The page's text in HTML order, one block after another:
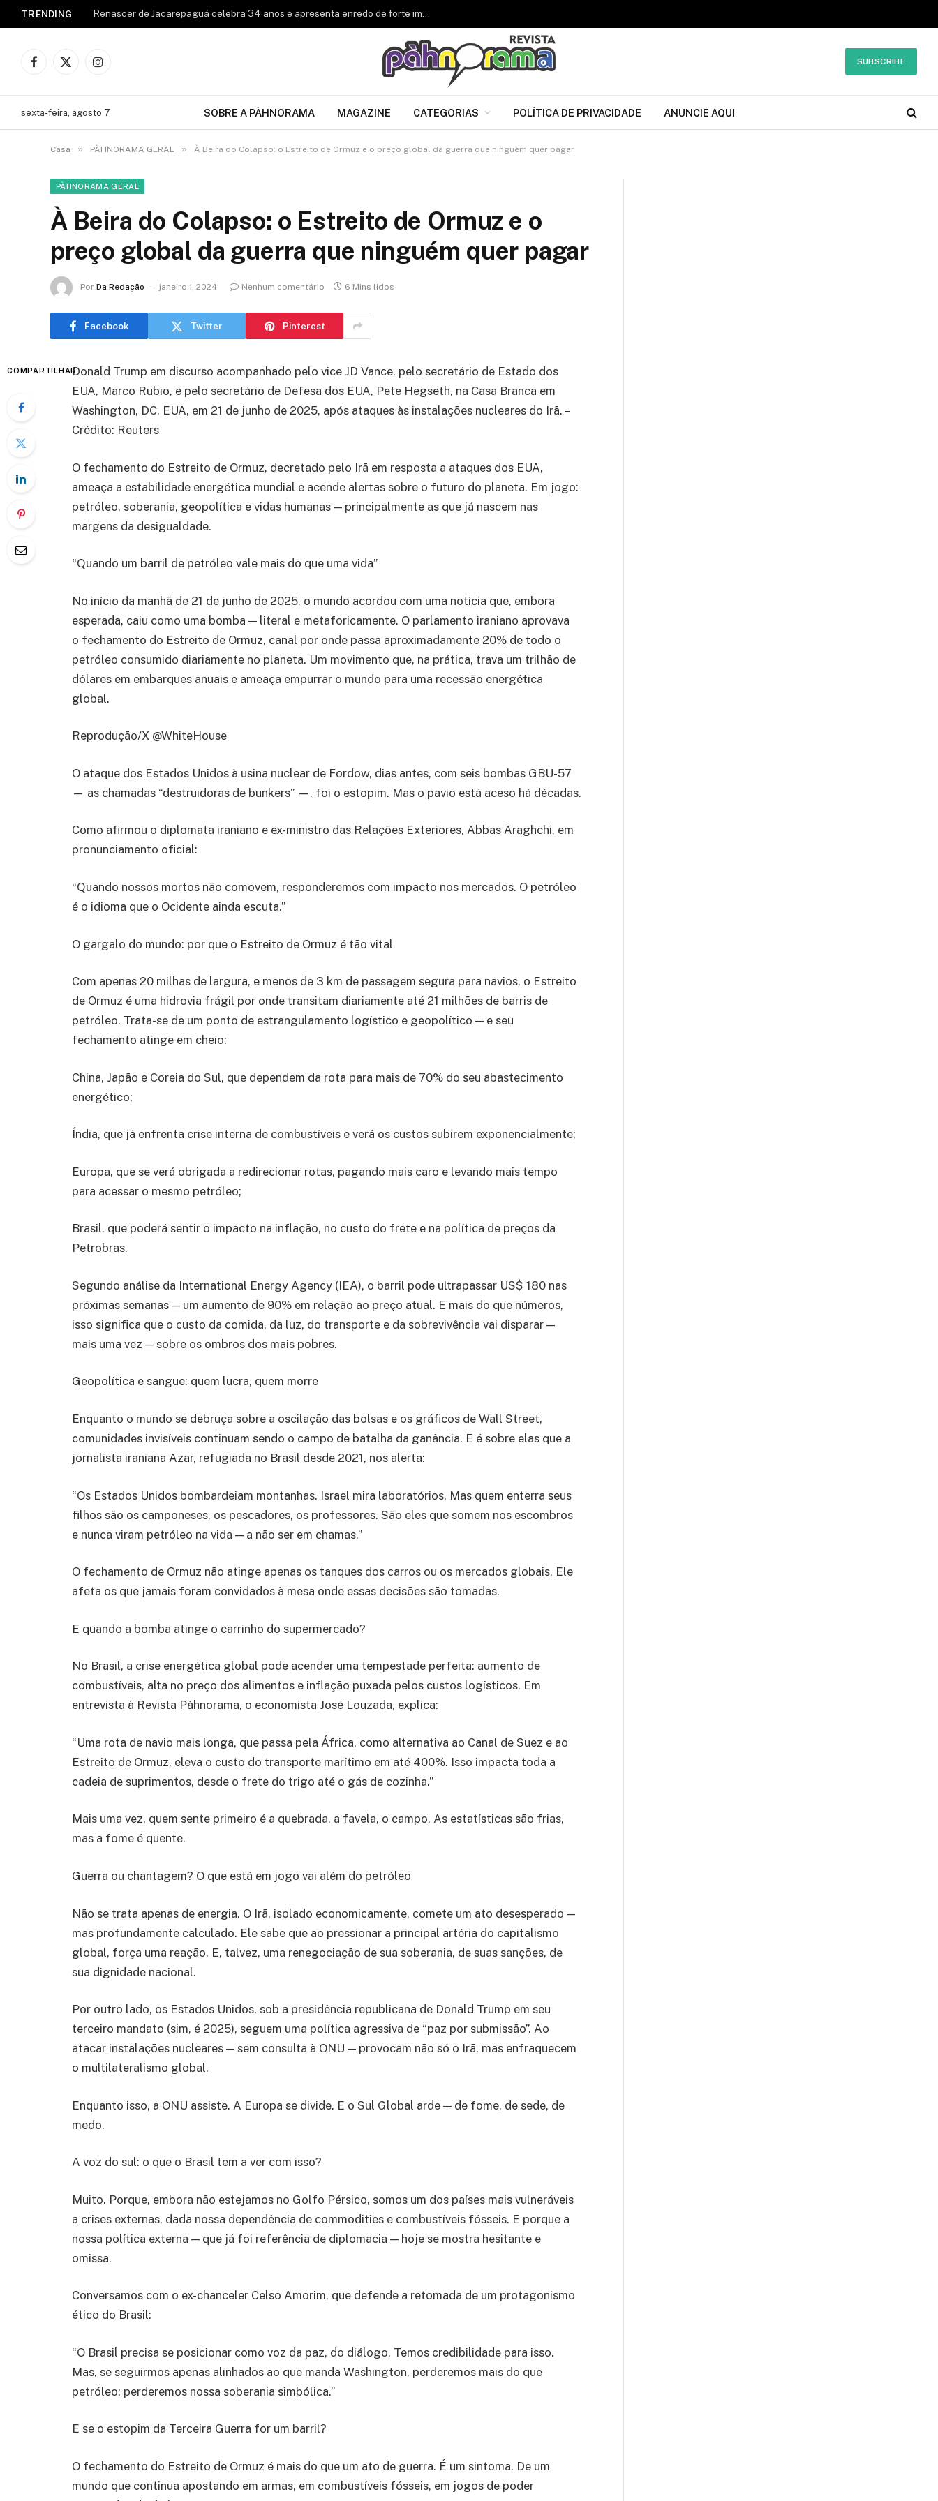
TRENDING Renascer de Jacarepaguá celebra 34 anos e apresenta enredo de forte impacto para o Carnaval 2027
Facebook
X
Instagram
SUBSCRIBE
sexta-feira, agosto 7 SOBRE A PÀHNORAMA MAGAZINE CATEGORIAS POLÍTICA DE PRIVACIDADE ANUNCIE AQUI
Casa » PÀHNORAMA GERAL » À Beira do Colapso: o Estreito de Ormuz e o preço global da guerra que ninguém quer pagar
PÀHNORAMA GERAL
À Beira do Colapso: o Estreito de Ormuz e o
preço global da guerra que ninguém quer pagar
Por Da Redação janeiro 1, 2024 Nenhum comentário 6 Mins lidos
Facebook Twitter Pinterest
COMPARTILHARDonald Trump em discurso acompanhado pelo vice JD Vance, pelo secretário de Estado dos
EUA, Marco Rubio, e pelo secretário de Defesa dos EUA, Pete Hegseth, na Casa Branca em
Washington, DC, EUA, em 21 de junho de 2025, após ataques às instalações nucleares do Irã. –
Crédito: Reuters
O fechamento do Estreito de Ormuz, decretado pelo Irã em resposta a ataques dos EUA,
ameaça a estabilidade energética mundial e acende alertas sobre o futuro do planeta. Em jogo:
petróleo, soberania, geopolítica e vidas humanas — principalmente as que já nascem nas
margens da desigualdade.
“Quando um barril de petróleo vale mais do que uma vida”
No início da manhã de 21 de junho de 2025, o mundo acordou com uma notícia que, embora
esperada, caiu como uma bomba — literal e metaforicamente. O parlamento iraniano aprovava
o fechamento do Estreito de Ormuz, canal por onde passa aproximadamente 20% de todo o
petróleo consumido diariamente no planeta. Um movimento que, na prática, trava um trilhão de
dólares em embarques anuais e ameaça empurrar o mundo para uma recessão energética
global.
Reprodução/X @WhiteHouse
O ataque dos Estados Unidos à usina nuclear de Fordow, dias antes, com seis bombas GBU-57
— as chamadas “destruidoras de bunkers” —, foi o estopim. Mas o pavio está aceso há décadas.
Como afirmou o diplomata iraniano e ex-ministro das Relações Exteriores, Abbas Araghchi, em
pronunciamento oficial:
“Quando nossos mortos não comovem, responderemos com impacto nos mercados. O petróleo
é o idioma que o Ocidente ainda escuta.”
O gargalo do mundo: por que o Estreito de Ormuz é tão vital
Com apenas 20 milhas de largura, e menos de 3 km de passagem segura para navios, o Estreito
de Ormuz é uma hidrovia frágil por onde transitam diariamente até 21 milhões de barris de
petróleo. Trata-se de um ponto de estrangulamento logístico e geopolítico — e seu
fechamento atinge em cheio:
China, Japão e Coreia do Sul, que dependem da rota para mais de 70% do seu abastecimento
energético;
Índia, que já enfrenta crise interna de combustíveis e verá os custos subirem exponencialmente;
Europa, que se verá obrigada a redirecionar rotas, pagando mais caro e levando mais tempo
para acessar o mesmo petróleo;
Brasil, que poderá sentir o impacto na inflação, no custo do frete e na política de preços da
Petrobras.
Segundo análise da International Energy Agency (IEA), o barril pode ultrapassar US$ 180 nas
próximas semanas — um aumento de 90% em relação ao preço atual. E mais do que números,
isso significa que o custo da comida, da luz, do transporte e da sobrevivência vai disparar —
mais uma vez — sobre os ombros dos mais pobres.
Geopolítica e sangue: quem lucra, quem morre
Enquanto o mundo se debruça sobre a oscilação das bolsas e os gráficos de Wall Street,
comunidades invisíveis continuam sendo o campo de batalha da ganância. E é sobre elas que a
jornalista iraniana Azar, refugiada no Brasil desde 2021, nos alerta:
“Os Estados Unidos bombardeiam montanhas. Israel mira laboratórios. Mas quem enterra seus
filhos são os camponeses, os pescadores, os professores. São eles que somem nos escombros
e nunca viram petróleo na vida — a não ser em chamas.”
O fechamento de Ormuz não atinge apenas os tanques dos carros ou os mercados globais. Ele
afeta os que jamais foram convidados à mesa onde essas decisões são tomadas.
E quando a bomba atinge o carrinho do supermercado?
No Brasil, a crise energética global pode acender uma tempestade perfeita: aumento de
combustíveis, alta no preço dos alimentos e inflação puxada pelos custos logísticos. Em
entrevista à Revista Pàhnorama, o economista José Louzada, explica:
“Uma rota de navio mais longa, que passa pela África, como alternativa ao Canal de Suez e ao
Estreito de Ormuz, eleva o custo do transporte marítimo em até 400%. Isso impacta toda a
cadeia de suprimentos, desde o frete do trigo até o gás de cozinha.”
Mais uma vez, quem sente primeiro é a quebrada, a favela, o campo. As estatísticas são frias,
mas a fome é quente.
Guerra ou chantagem? O que está em jogo vai além do petróleo
Não se trata apenas de energia. O Irã, isolado economicamente, comete um ato desesperado —
mas profundamente calculado. Ele sabe que ao pressionar a principal artéria do capitalismo
global, força uma reação. E, talvez, uma renegociação de sua soberania, de suas sanções, de
sua dignidade nacional.
Por outro lado, os Estados Unidos, sob a presidência republicana de Donald Trump em seu
terceiro mandato (sim, é 2025), seguem uma política agressiva de “paz por submissão”. Ao
atacar instalações nucleares — sem consulta à ONU — provocam não só o Irã, mas enfraquecem
o multilateralismo global.
Enquanto isso, a ONU assiste. A Europa se divide. E o Sul Global arde — de fome, de sede, de
medo.
A voz do sul: o que o Brasil tem a ver com isso?
Muito. Porque, embora não estejamos no Golfo Pérsico, somos um dos países mais vulneráveis
a crises externas, dada nossa dependência de commodities e combustíveis fósseis. E porque a
nossa política externa — que já foi referência de diplomacia — hoje se mostra hesitante e
omissa.
Conversamos com o ex-chanceler Celso Amorim, que defende a retomada de um protagonismo
ético do Brasil:
“O Brasil precisa se posicionar como voz da paz, do diálogo. Temos credibilidade para isso.
Mas, se seguirmos apenas alinhados ao que manda Washington, perderemos mais do que
petróleo: perderemos nossa soberania simbólica.”
E se o estopim da Terceira Guerra for um barril?
O fechamento do Estreito de Ormuz é mais do que um ato de guerra. É um sintoma. De um
mundo que continua apostando em armas, em combustíveis fósseis, em jogos de poder